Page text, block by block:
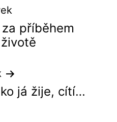
příběhem
já žije, cítí…